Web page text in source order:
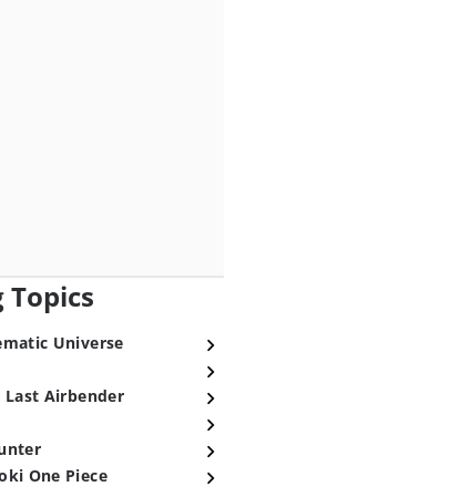
Universe
Last Airbender
One Piece